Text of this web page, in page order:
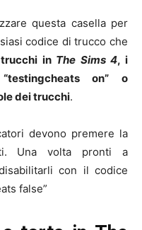
questa casella per
codice di trucco che
in The Sims 4, i
on” o
dei trucchi.
devono premere la
Una volta pronti a
con il codice
false”